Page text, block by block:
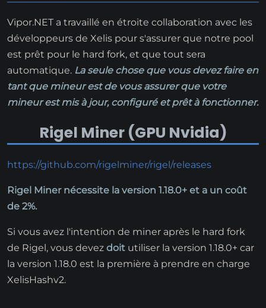
Vipor.NET a travaillé en étroite collaboration avec les
développeurs de Xelis pour s'assurer que notre pool
est prêt pour le hard fork, et que tout sera
automatique. La seule chose que vous devez faire en
tant que mineur est de vous assurer que votre
mineur est mis à jour, configuré et prêt à fonctionner.
Rigel Miner (GPU Nvidia)
https://github.com/rigelminer/rigel/releases
Rigel Miner nécessite la version 1.18.0+ et a un coût
de 2%.
Si vous avez l'intention de miner après le hard fork
de Rigel, vous devez doit utiliser la version 1.18.0+ car
la version 1.18.0 est la première à prendre en charge
XelisHashv2.